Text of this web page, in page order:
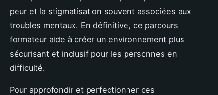
peur et la stigmatisation souvent associées aux
troubles mentaux. En définitive, ce parcours
formateur aide à créer un environnement plus
sécurisant et inclusif pour les personnes en
difficulté.
Pour approfondir et perfectionner ces